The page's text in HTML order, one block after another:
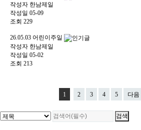
작성자 한남제일
작성일 05-09
조회 229
26.05.03 어린이주일
작성자 한남제일
작성일 05-02
조회 213
1 2 3 4 5 다음